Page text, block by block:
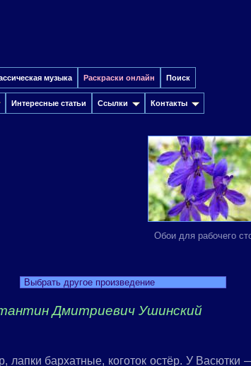
музыка Раскраски онлайн Поиск
Интересные cтатьи Ссылки Контакты
Обои для рабочего
Выбрать другое произведение
Дмитриевич Ушинский
лапки бархатные, коготок остёр. У Васютки